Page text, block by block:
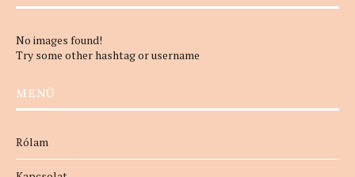
No images found!
Try some other hashtag or username
MENÜ
Rólam